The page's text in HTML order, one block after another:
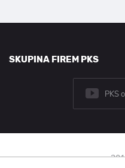
SKUPINA FIREM PKS
PKS